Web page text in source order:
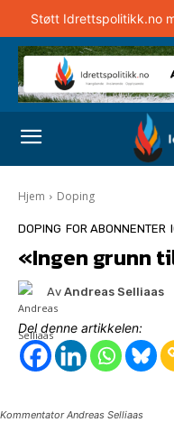
Støtt Idrettspolitikk.no
Hjem Doping
DOPING FOR ABONNENTER
«Ingen grunn
Av Andreas Selliaas
Del denne artikkelen:
Kommentator Andreas Selliaas